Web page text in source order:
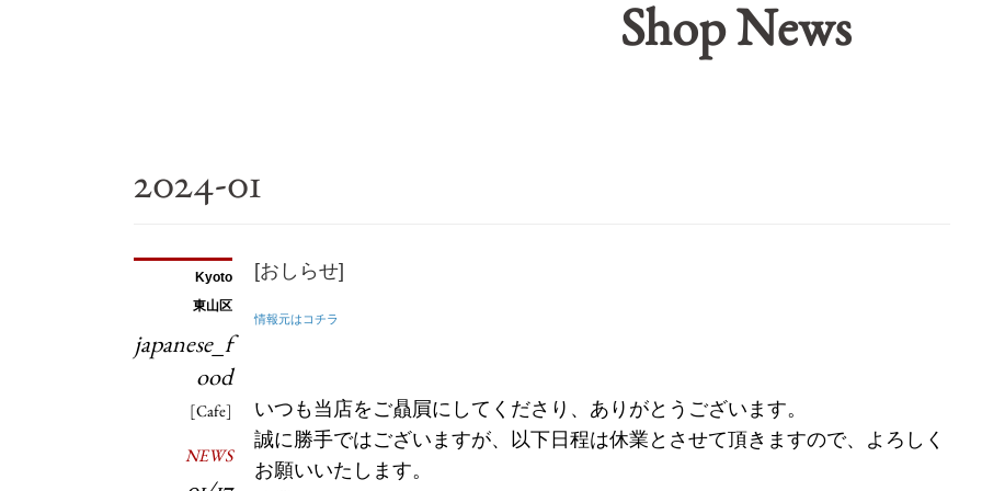
Shop News
2024-01
Kyoto
東山区
japanese_f
ood
[Cafe]
NEWS
[おしらせ]
情報元はコチラ
いつも当店をご贔屓にしてくださり、ありがとうございます。
誠に勝手ではございますが、以下日程は休業とさせて頂きますので、よろしく
お願いいたします。